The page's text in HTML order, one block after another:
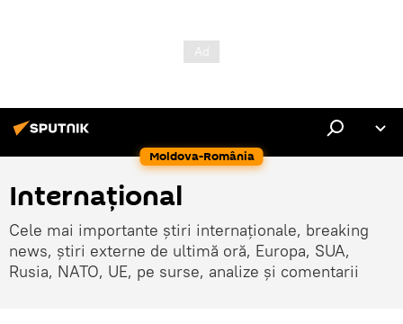
Moldova-România
Internaţional
Cele mai importante știri internaționale, breaking
news, știri externe de ultimă oră, Europa, SUA,
Rusia, NATO, UE, pe surse, analize și comentarii